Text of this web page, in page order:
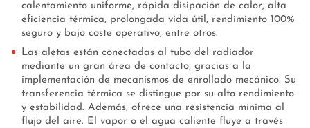
calentamiento uniforme, rápida disipación de calor, alta
eficiencia térmica, prolongada vida útil, rendimiento 100%
seguro y bajo coste operativo, entre otros.
Las aletas están conectadas al tubo del radiador
mediante un gran área de contacto, gracias a la
implementación de mecanismos de enrollado mecánico. Su
transferencia térmica se distingue por su alto rendimiento
y estabilidad. Además, ofrece una resistencia mínima al
flujo del aire. El vapor o el agua caliente fluye a través